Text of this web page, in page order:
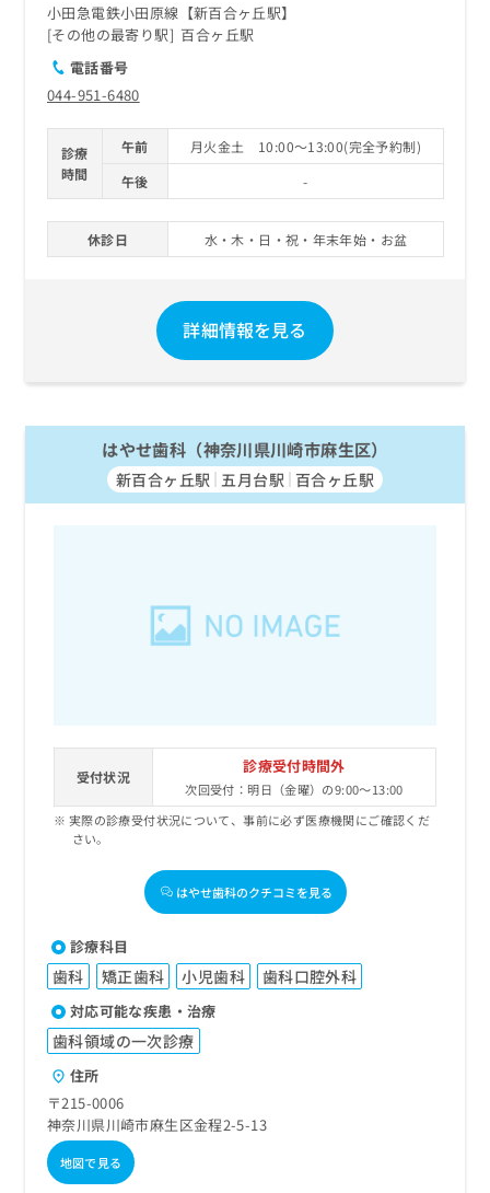
小田急電鉄小田原線【新百合ヶ丘駅】
その他の最寄り駅
百合ヶ丘駅
電話番号
044-951-6480
診療
時間
午前
月火金土 10:00～13:00(完全予約制)
午後
-
休診日 水・木・日・祝・年末年始・お盆
詳細情報を見る
はやせ歯科（神奈川県川崎市麻生区）
新百合ヶ丘駅 五月台駅 百合ヶ丘駅
受付状況
診療受付時間外
次回受付：明日（金曜）の9:00～13:00
実際の診療受付状況について、事前に必ず医療機関にご確認くだ
さい。
はやせ歯科のクチコミを見る
診療科目
歯科 矯正歯科 小児歯科 歯科口腔外科
対応可能な疾患・治療
歯科領域の一次診療
住所
〒215-0006
神奈川県川崎市麻生区金程2-5-13
地図で見る